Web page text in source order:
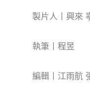
製片人丨興來
執筆丨程昱
編輯丨江雨航